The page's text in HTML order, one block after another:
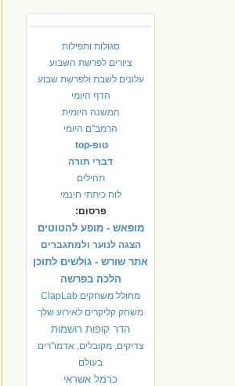
סגולות ותפילות
ציורים לפרשת השבוע
עלונים לשבת ולפרשת שבוע
הדף היומי
המשנה היומית
הרמב"ם היומי
טופ-top
דברי תורה
תהילים
לוח כיתתי חינמי
פרסום:
מופאש - מופע להטוטים
הצגה לנוער ולמתגברים
אתר שורש - גולשים לתוכן
הלכה בפרשה
מחולל משחקים ClapLab
משחק קליקרים לאירוע שלך
הדר קופות רושמות
צדיקים, מקובלים, אדמו"רים
בעולם
כרמל אשראי